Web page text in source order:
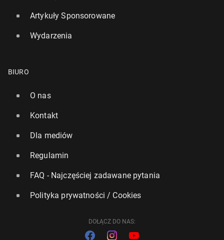
Artykuły Sponsorowane
Wydarzenia
BIURO
O nas
Kontakt
Dla mediów
Regulamin
FAQ - Najczęściej zadawane pytania
Polityka prywatności / Cookies
DOŁĄCZ DO NAS: